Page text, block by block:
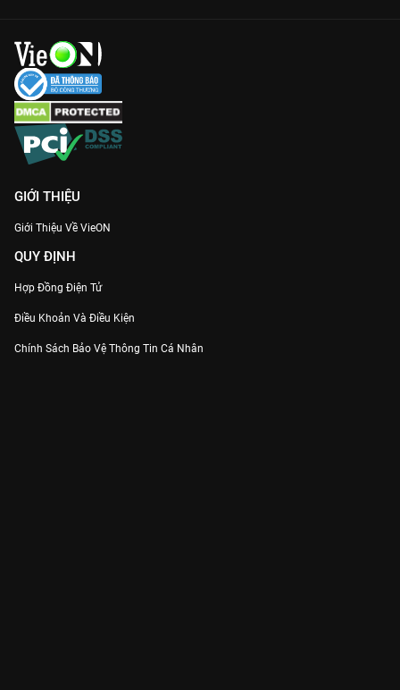
GIỚI THIỆU
Giới Thiệu Về VieON
QUY ĐỊNH
Hợp Đồng Điện Tử
Điều Khoản Và Điều Kiện
Chính Sách Bảo Vệ Thông Tin Cá Nhân